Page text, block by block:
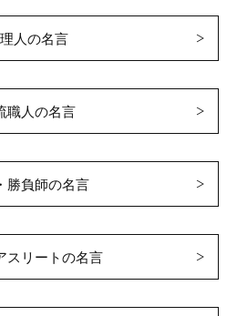
人の名言
職人の名言
勝負師の名言
スリートの名言